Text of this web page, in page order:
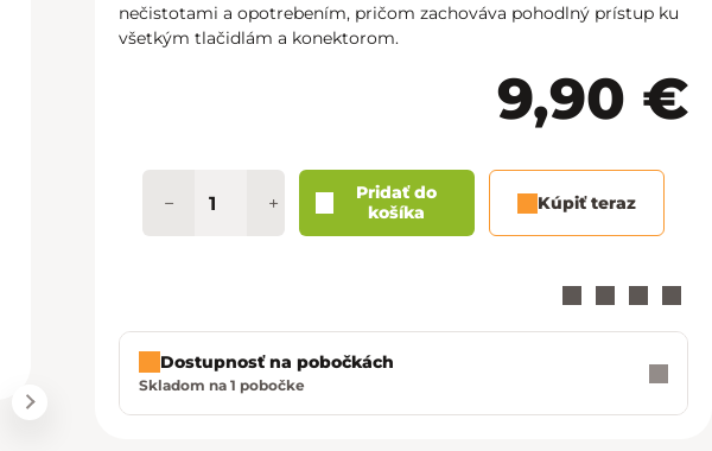
02/20 60 00 77
Nitra - MLYNY 02/20 60 00 67
Poprad - Forum
02/20 60 00 70
Prievidza - Korzo 02/20 60 00 82
Trenčín - Laugaricio
nečistotami a opotrebením, pričom zachováva pohodlný prístup ku
všetkým tlačidlám a konektorom.
9,90 €
+
−
Pridať do
košíka
Kúpiť teraz
Zavrieť
Dostupnosť na pobočkách
Skladom na 1 pobočke